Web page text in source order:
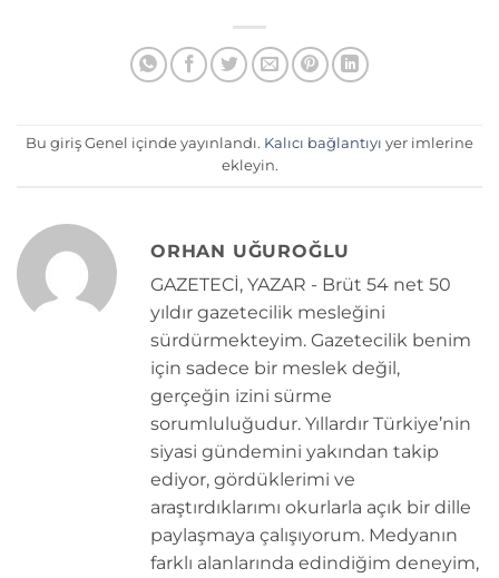
Bu giriş Genel içinde yayınlandı. Kalıcı bağlantıyı yer imlerine
ekleyin.
ORHAN UĞUROĞLU
GAZETECİ, YAZAR - Brüt 54 net 50
yıldır gazetecilik mesleğini
sürdürmekteyim. Gazetecilik benim
için sadece bir meslek değil,
gerçeğin izini sürme
sorumluluğudur. Yıllardır Türkiye’nin
siyasi gündemini yakından takip
ediyor, gördüklerimi ve
araştırdıklarımı okurlarla açık bir dille
paylaşmaya çalışıyorum. Medyanın
farklı alanlarında edindiğim deneyim,